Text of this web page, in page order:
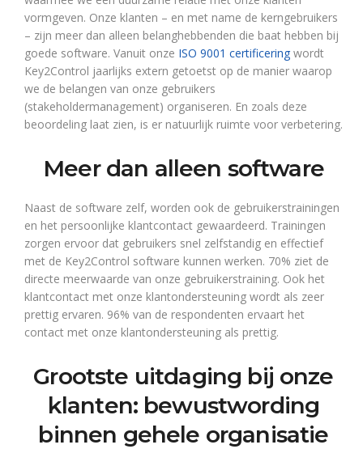
vormgeven. Onze klanten – en met name de kerngebruikers
– zijn meer dan alleen belanghebbenden die baat hebben bij
goede software. Vanuit onze ISO 9001 certificering wordt
Key2Control jaarlijks extern getoetst op de manier waarop
we de belangen van onze gebruikers
(stakeholdermanagement) organiseren. En zoals deze
beoordeling laat zien, is er natuurlijk ruimte voor verbetering.
Meer dan alleen software
Naast de software zelf, worden ook de gebruikerstrainingen
en het persoonlijke klantcontact gewaardeerd. Trainingen
zorgen ervoor dat gebruikers snel zelfstandig en effectief
met de Key2Control software kunnen werken. 70% ziet de
directe meerwaarde van onze gebruikerstraining. Ook het
klantcontact met onze klantondersteuning wordt als zeer
prettig ervaren. 96% van de respondenten ervaart het
contact met onze klantondersteuning als prettig.
Grootste uitdaging bij onze
klanten: bewustwording
binnen gehele organisatie